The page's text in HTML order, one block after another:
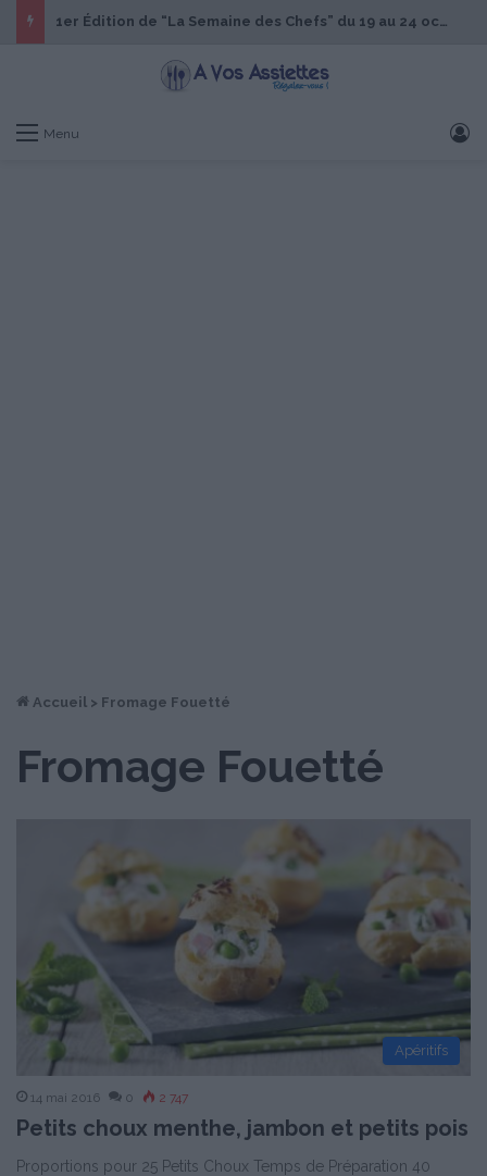
1er Édition de “La Semaine des Chefs” du 19 au 24 octobre 2026
Menu
Accueil > Fromage Fouetté
Fromage Fouetté
Apéritifs
14 mai 2016 0 2 747
Petits choux menthe, jambon et petits pois
Proportions pour 25 Petits Choux Temps de Préparation 40